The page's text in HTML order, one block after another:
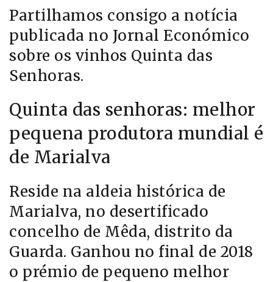
Partilhamos consigo a notícia
publicada no Jornal Económico
sobre os vinhos Quinta das
Senhoras.
Quinta das senhoras: melhor
pequena produtora mundial é
de Marialva
Reside na aldeia histórica de
Marialva, no desertificado
concelho de Mêda, distrito da
Guarda. Ganhou no final de 2018
o prémio de pequeno melhor